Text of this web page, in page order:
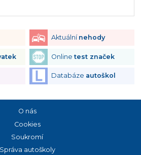
Aktuální nehody
Onlinetest značek
Databáze autoškol
O nás
Cookies
Soukromí
Správa autoškoly